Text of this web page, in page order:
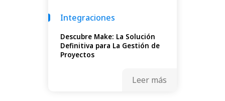
Integraciones
Descubre Make: La Solución
Definitiva para La Gestión de
Proyectos
Leer más